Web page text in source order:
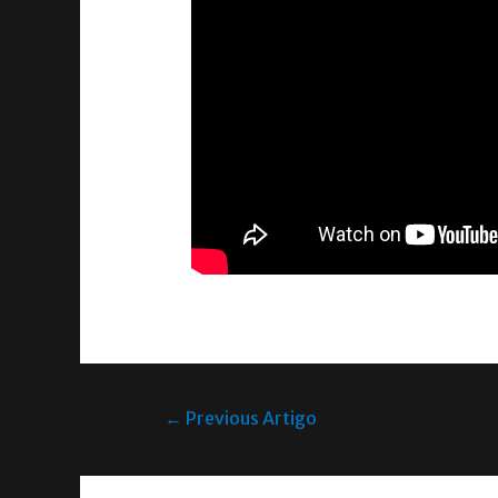
← Previous Artigo